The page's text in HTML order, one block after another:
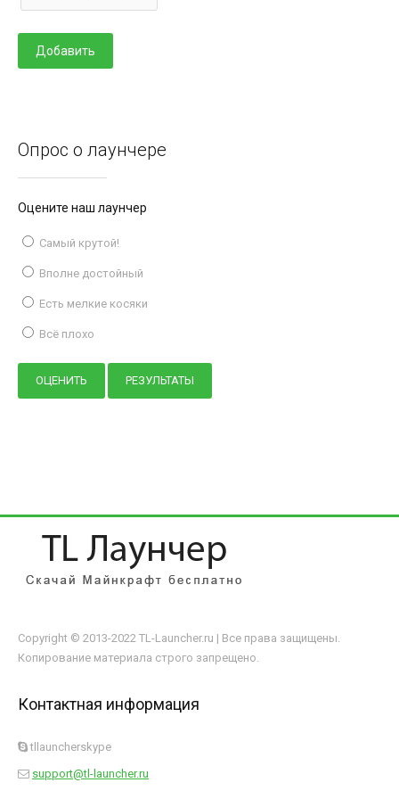
Опрос о лаунчере
Оцените наш лаунчер
Самый крутой!
Вполне достойный
Есть мелкие косяки
Всё плохо
Copyright © 2013-2022 TL-Launcher.ru | Все права защищены.
Копирование материала строго запрещено.
Контактная информация
tllauncherskype
support@tl-launcher.ru